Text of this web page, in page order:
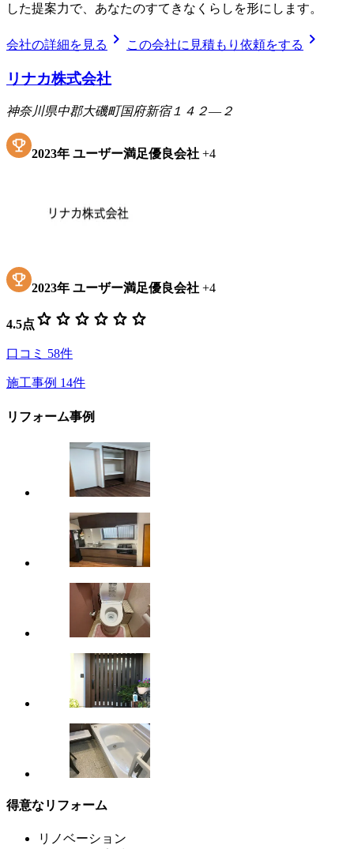
した提案力で、あなたのすてきなくらしを形にします。
会社の詳細を見る chevron_right この会社に見積もり依頼をする chevron_right
リナカ株式会社
神奈川県中郡大磯町国府新宿１４２―２
2023年 ユーザー満足優良会社 +4
2023年 ユーザー満足優良会社 +4
4.5点 star star star star star star
口コミ 58件
施工事例 14件
リフォーム事例
得意なリフォーム
リノベーション